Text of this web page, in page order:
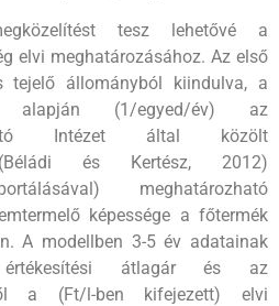
tesz lehetővé a
elvi meghatározásához. Az első
tejelő állományból kiindulva, a
alapján (1/egyed/év) az
Intézet által közölt
és Kertész, 2012)
meghatározható
képessége a főtermék
A modellben 3-5 év adatainak
értékesítési átlagár és az
a (Ft/l-ben kifejezett) elvi